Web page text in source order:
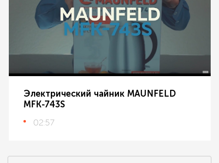
Электрический чайник MAUNFELD
MFK-743S
02:57